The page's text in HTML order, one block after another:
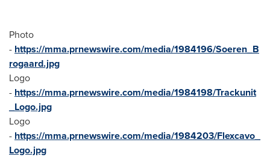
Photo
- https://mma.prnewswire.com/media/1984196/Soeren_B
rogaard.jpg
Logo
- https://mma.prnewswire.com/media/1984198/Trackunit
_Logo.jpg
Logo
- https://mma.prnewswire.com/media/1984203/Flexcavo_
Logo.jpg